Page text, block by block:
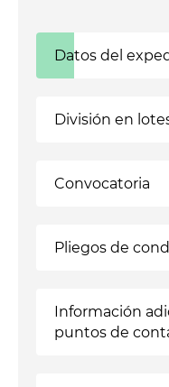
Datos del
División en
Convocatoria
Pliegos de
Información
puntos de